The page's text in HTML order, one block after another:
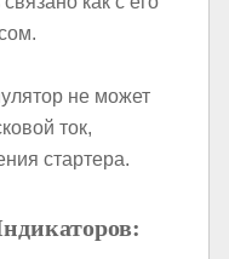
не может
ток,
стартера.